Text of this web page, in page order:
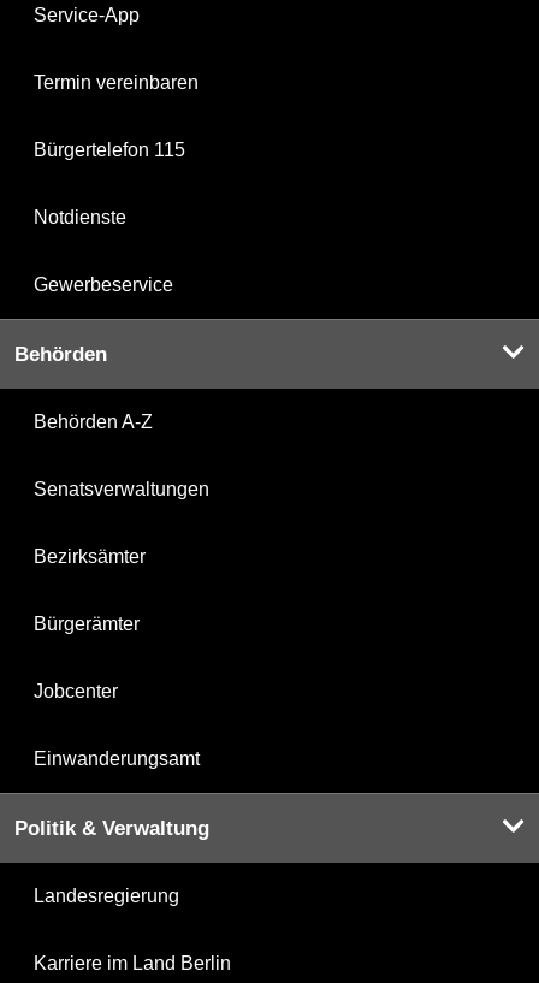
Service-App
Termin vereinbaren
Bürgertelefon 115
Notdienste
Gewerbeservice
Behörden
Behörden A-Z
Senatsverwaltungen
Bezirksämter
Bürgerämter
Jobcenter
Einwanderungsamt
Politik & Verwaltung
Landesregierung
Karriere im Land Berlin